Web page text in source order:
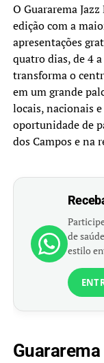
O Guararema
edição com a
apresentações
quatro dias, de 4
transforma o
em um grande
locais, nacionais
oportunidade de
dos Campos e na
de
estilo